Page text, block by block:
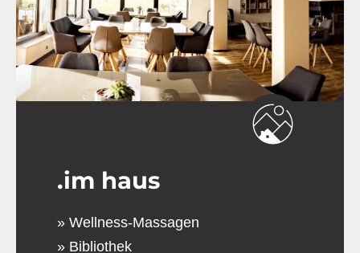
.im haus
Wellness-Massagen
Bibliothek